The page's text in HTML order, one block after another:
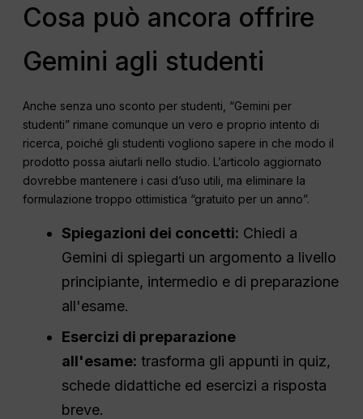
Cosa può ancora offrire
Gemini agli studenti
Anche senza uno sconto per studenti, “Gemini per
studenti” rimane comunque un vero e proprio intento di
ricerca, poiché gli studenti vogliono sapere in che modo il
prodotto possa aiutarli nello studio. L’articolo aggiornato
dovrebbe mantenere i casi d’uso utili, ma eliminare la
formulazione troppo ottimistica “gratuito per un anno”.
Spiegazioni dei concetti: Chiedi a
Gemini di spiegarti un argomento a livello
principiante, intermedio e di preparazione
all'esame.
Esercizi di preparazione
all'esame: trasforma gli appunti in quiz,
schede didattiche ed esercizi a risposta
breve.